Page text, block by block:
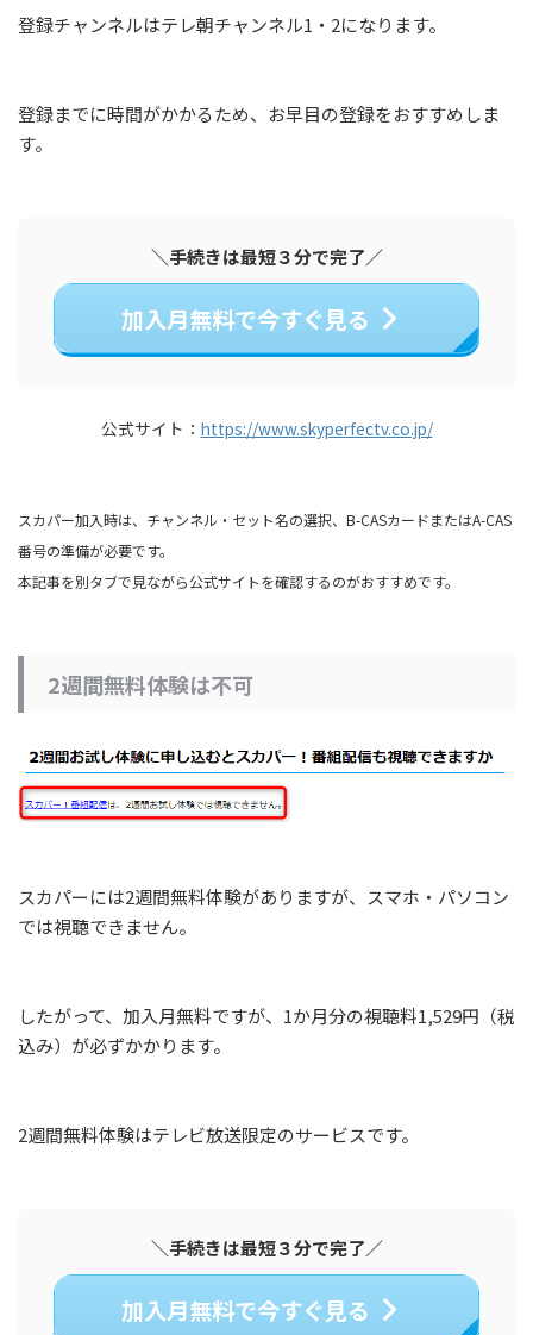
登録チャンネルはテレ朝チャンネル1・2になります。
登録までに時間がかかるため、お早目の登録をおすすめしま
す。
＼手続きは最短３分で完了／
加入月無料で今すぐ見る
公式サイト： https://www.skyperfectv.co.jp/
スカパー加入時は、チャンネル・セット名の選択、B-CASカードまたはA-CAS
番号の準備が必要です。
本記事を別タブで見ながら公式サイトを確認するのがおすすめです。
2週間無料体験は不可
スカパーには2週間無料体験がありますが、スマホ・パソコン
では視聴できません。
したがって、加入月無料ですが、1か月分の視聴料1,529円（税
込み）が必ずかかります。
2週間無料体験はテレビ放送限定のサービスです。
＼手続きは最短３分で完了／
加入月無料で今すぐ見る